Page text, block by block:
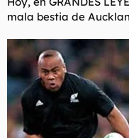
mala bestia de